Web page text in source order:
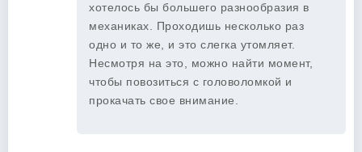
хотелось бы большего разнообразия в
механиках. Проходишь несколько раз
одно и то же, и это слегка утомляет.
Несмотря на это, можно найти момент,
чтобы повозиться с головоломкой и
прокачать свое внимание.